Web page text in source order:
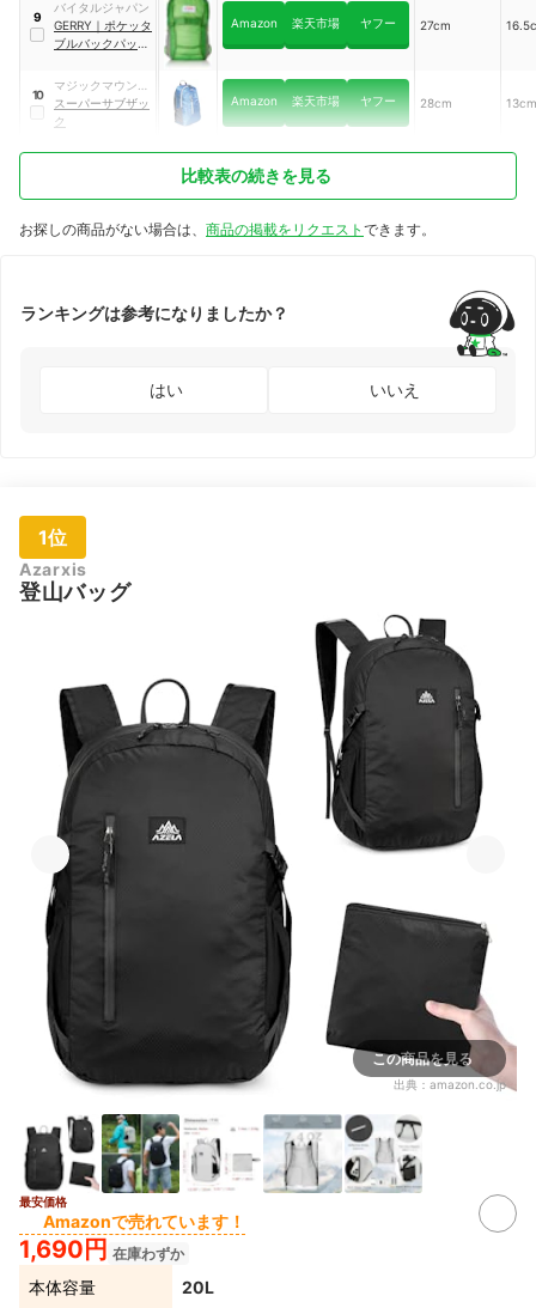
9
バイタルジャパン
GERRY ｜ ポケッタ
ブルバックパック
Amazon 楽天市場 ヤフー 27cm
10
マジックマウンテ
ン
スーパーサブザッ
ク
Amazon 楽天市場 ヤフー 28cm 13cm
比較表の続きを見る
お探しの商品がない場合は、 商品の掲載をリクエスト できます。
ランキングは参考になりましたか？
はい いいえ
1位
Azarxis
登山バッグ
この商品を見る
出典： amazon.co.jp
最安価格
Amazonで売れています！
1,690円 在庫わずか
本体容量 20L